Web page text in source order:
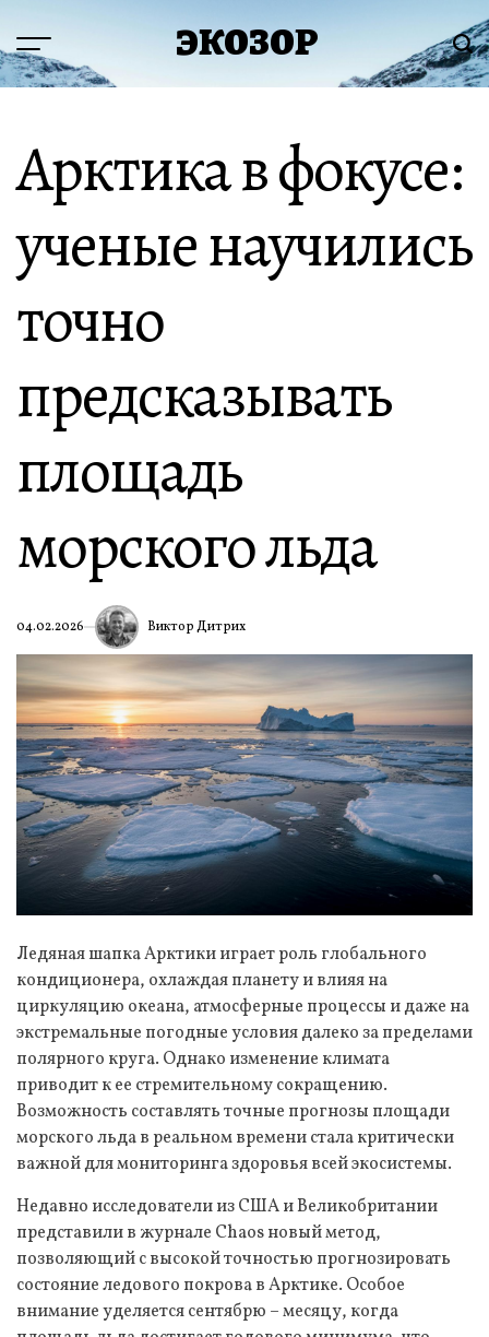
содержимому
Меню ЭКОЗОР
Арктика в фокусе:
ученые научились
точно
предсказывать
площадь
морского льда
04.02.2026 Виктор Дитрих
Ледяная шапка Арктики играет роль глобального
кондиционера, охлаждая планету и влияя на
циркуляцию океана, атмосферные процессы и даже на
экстремальные погодные условия далеко за пределами
полярного круга. Однако изменение климата
приводит к ее стремительному сокращению.
Возможность составлять точные прогнозы площади
морского льда в реальном времени стала критически
важной для мониторинга здоровья всей экосистемы.
Недавно исследователи из США и Великобритании
представили в журнале Chaos новый метод,
позволяющий с высокой точностью прогнозировать
состояние ледового покрова в Арктике. Особое
внимание уделяется сентябрю – месяцу, когда